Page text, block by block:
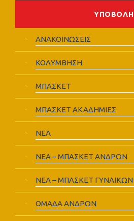
ΑΝΑΚΟΙΝΩΣΕΙΣ
ΚΟΛΥΜΒΗΣΗ
ΜΠΑΣΚΕΤ
ΜΠΑΣΚΕΤ ΑΚΑΔΗΜΙΕΣ
ΝΕΑ
ΝΕΑ – ΜΠΑΣΚΕΤ ΑΝΔΡΩΝ
ΝΕΑ – ΜΠΑΣΚΕΤ ΓΥΝΑΙΚΩΝ
ΟΜΑΔΑ ΑΝΔΡΩΝ